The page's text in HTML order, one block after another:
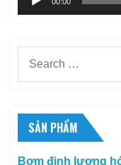
SẢN PHẨM
Bơm định lượng